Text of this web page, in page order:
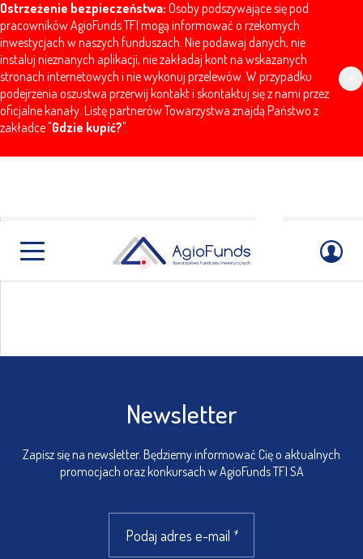
Ostrzeżenie bezpieczeństwa: Osoby podszywające się pod
pracowników AgioFunds TFI mogą informować o rzekomych
inwestycjach w naszych funduszach. Nie podawaj danych, nie
instaluj nieznanych aplikacji, nie zakładaj kont na wskazanych
stronach internetowych i nie wykonuj przelewów. W przypadku
podejrzenia oszustwa przerwij kontakt i skontaktuj się z nami przez
oficjalne kanały. Listę partnerów Towarzystwa znajdą Państwo z
zakładce "Gdzie kupić?".
AgioFunds komentarz miesięczny
Newsletter
Zapisz się na newsletter. Będziemy informować Cię o aktualnych
promocjach oraz konkursach w AgioFunds TFI SA